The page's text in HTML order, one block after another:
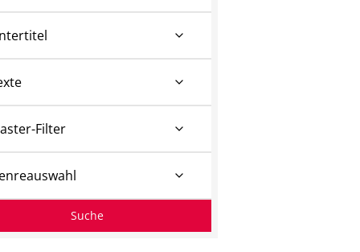
Filter
Suche